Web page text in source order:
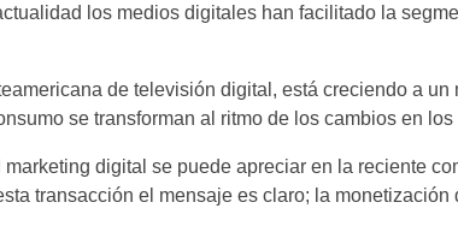
los medios digitales han facilitado la
de televisión digital, está creciendo a
se transforman al ritmo de los cambios en
digital se puede apreciar en la reciente
transacción el mensaje es claro; la